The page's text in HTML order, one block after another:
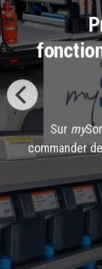
Sur my
commander
ligne est
augmentez